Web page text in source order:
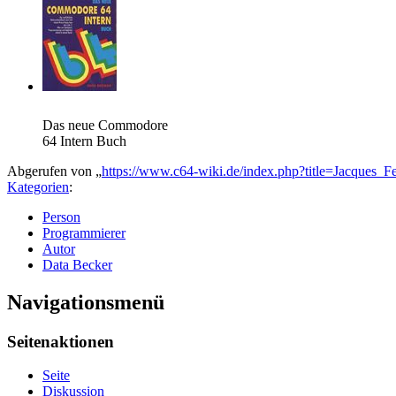
Das neue Commodore
64 Intern Buch
Abgerufen von „https://www.c64-wiki.de/
Kategorien:
Person
Programmierer
Autor
Data Becker
Navigationsmenü
Seitenaktionen
Seite
Diskussion